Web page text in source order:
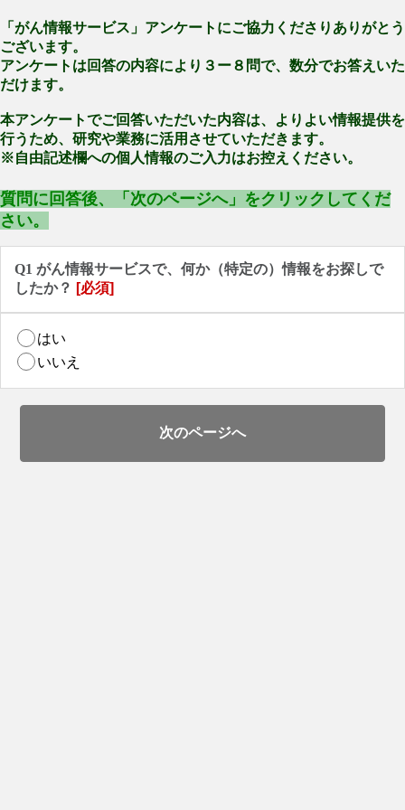
「がん情報サービス」アンケートにご協力くださりありがとう
ございます。
アンケートは回答の内容により３ー８問で、数分でお答えいた
だけます。
本アンケートでご回答いただいた内容は、よりよい情報提供を
行うため、研究や業務に活用させていただきます。
※自由記述欄への個人情報のご入力はお控えください。
質問に回答後、「次のページへ」をクリックしてくだ
さい。
Q1 がん情報サービスで、何か（特定の）情報をお探しで
したか？ [必須]
はい
いいえ